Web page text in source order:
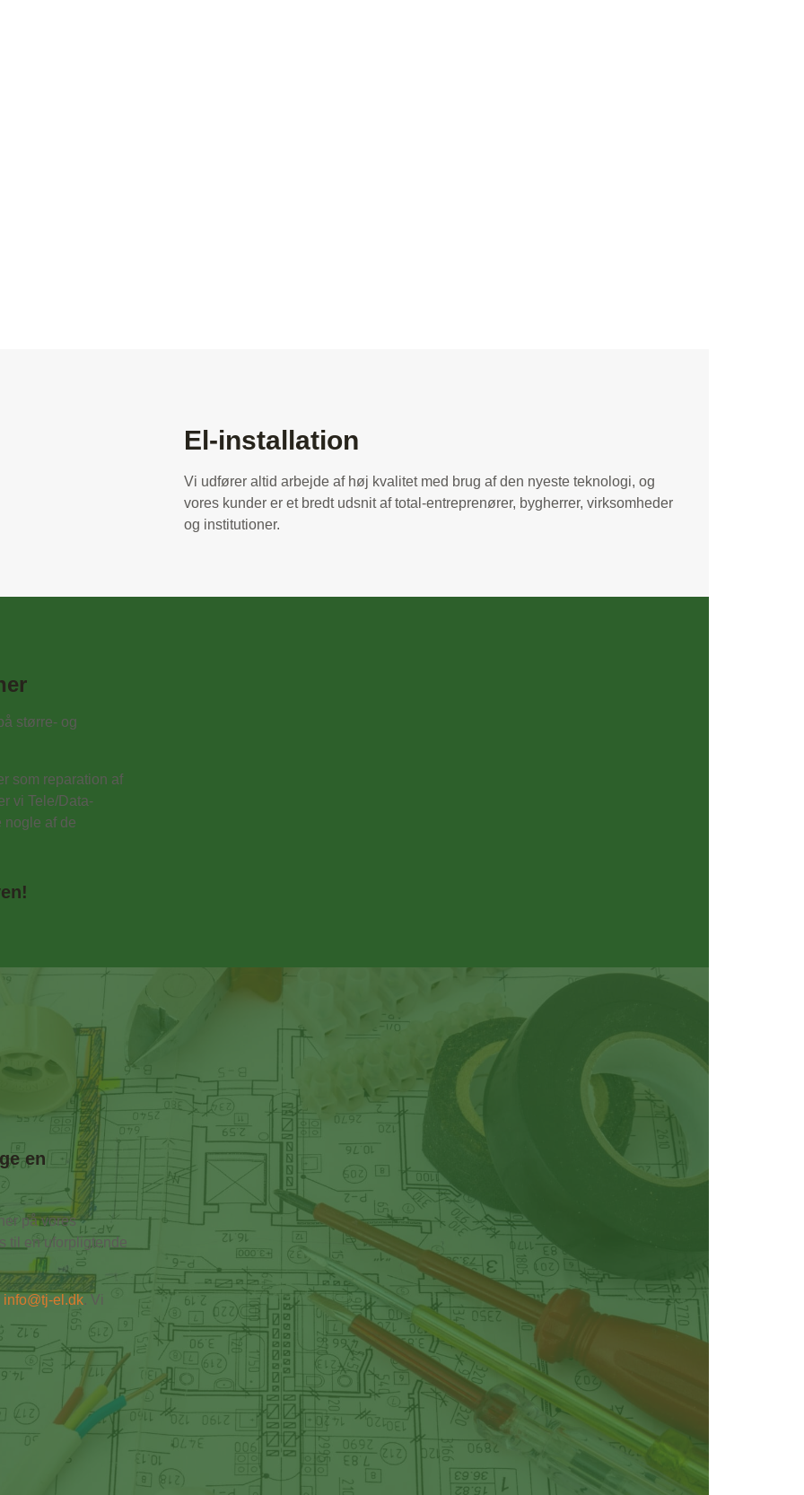
El-installation
Vi udfører altid arbejde af høj kvalitet med brug af den nyeste teknologi, og
vores kunder er et bredt udsnit af total-entreprenører, bygherrer, virksomheder
og institutioner.
større- og
som reparation af
vi Tele/Data-
nogle af de
en
på vores
til en uforpligtende
info@tj-el.dk. Vi